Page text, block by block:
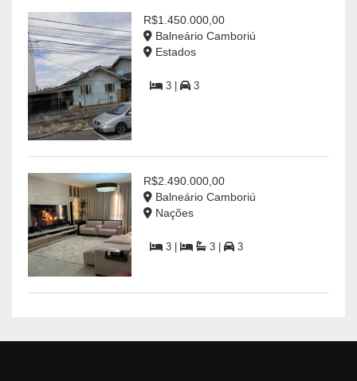
R$1.450.000,00
Balneário Camboriú
Estados
3 | 3
R$2.490.000,00
Balneário Camboriú
Nações
3 | 3 | 3